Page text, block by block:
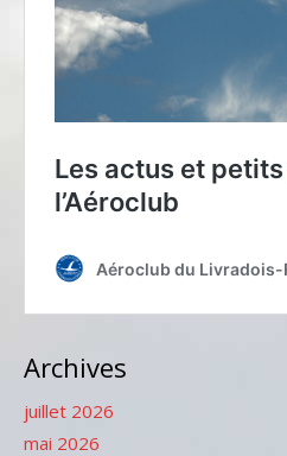
Archives
juillet 2026
mai 2026